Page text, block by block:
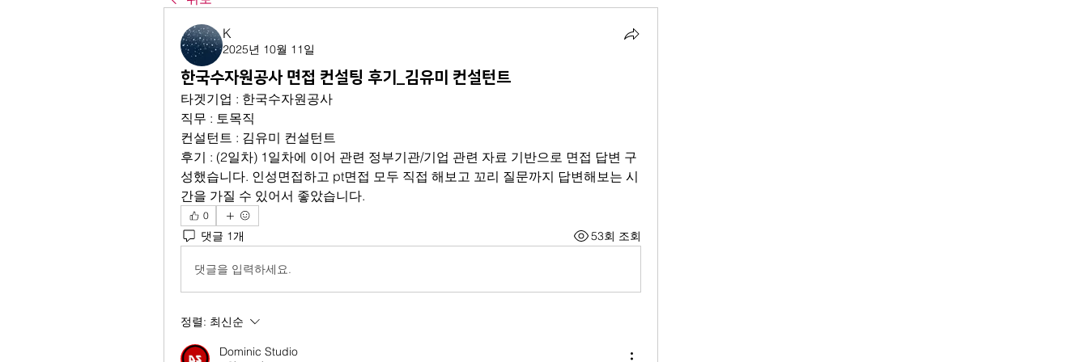
K
2025년 10월 11일
한국수자원공사 면접 컨설팅 후기_김유미 컨설턴트
타겟기업 : 한국수자원공사
직무 : 토목직
컨설턴트 : 김유미 컨설턴트
후기 : (2일차) 1일차에 이어 관련 정부기관/기업 관련 자료 기반으로 면접 답변 구
성했습니다. 인성면접하고 pt면접 모두 직접 해보고 꼬리 질문까지 답변해보는 시
간을 가질 수 있어서 좋았습니다.
0
댓글 1개 53회 조회
댓글을 입력하세요.
정렬: 최신순
Dominic Studio